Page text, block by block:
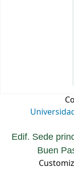
Edif. Sede
Buen